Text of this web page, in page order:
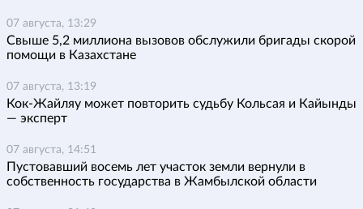
07 августа, 13:29
Свыше 5,2 миллиона вызовов обслужили бригады скорой
помощи в Казахстане
07 августа, 13:19
Кок-Жайляу может повторить судьбу Кольсая и Кайынды
— эксперт
07 августа, 14:51
Пустовавший восемь лет участок земли вернули в
собственность государства в Жамбылской области